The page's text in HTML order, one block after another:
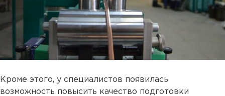
Кроме этого, у специалистов появилась
возможность повысить качество подготовки